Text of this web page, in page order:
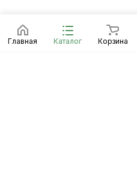
Главная Каталог Корзина